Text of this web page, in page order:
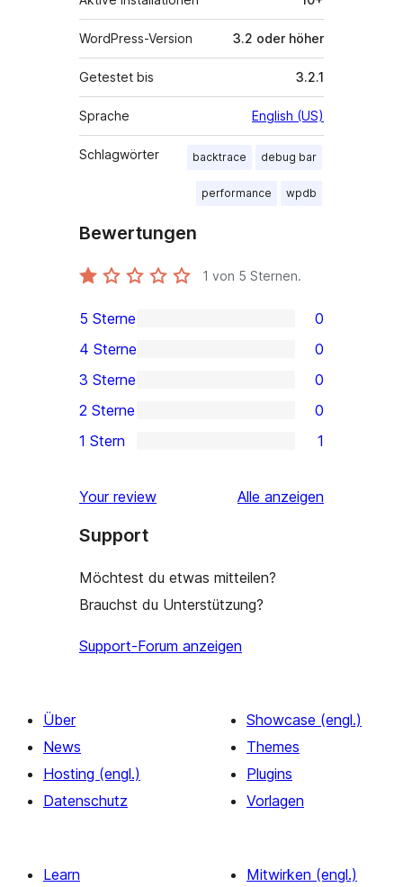
WordPress-Version 3.2 oder höher
Getestet bis 3.2.1
Sprache English (US)
Schlagwörter backtrace debug bar
performance wpdb
Bewertungen
1 von 5 Sternen.
Sterne-
Rezensionen
5 Sterne 0
Sterne-
Rezensionen
4 Sterne 0
Sterne-
Rezensionen
3 Sterne 0
Sterne-
2 Sterne 0
Rezension
1 Stern 1
Your review Alle Rezensionen
anzeigen
Support
Möchtest du etwas mitteilen?
Brauchst du Unterstützung?
Support-Forum anzeigen
Über
News
Hosting (engl.)
Datenschutz
Showcase (engl.)
Themes
Plugins
Vorlagen
Learn
Mitwirken (engl.)